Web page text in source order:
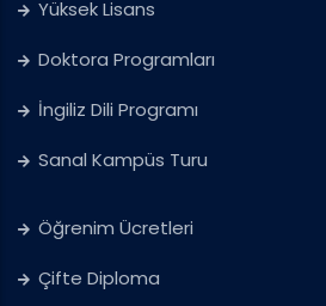
Yüksek Lisans
Doktora Programları
İngiliz Dili Programı
Sanal Kampüs Turu
Öğrenim Ücretleri
Çifte Diploma